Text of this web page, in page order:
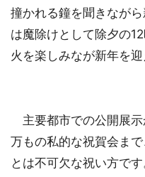
撞かれる鐘を聞きなが
は魔除けとして除夕の
火を楽しみなが新年を迎
主要都市での公開展
万もの私的な祝賀会ま
とは不可欠な祝い方です